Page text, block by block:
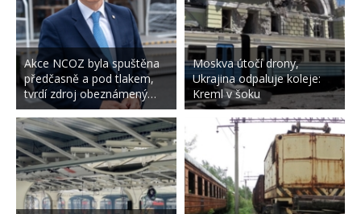
Akce NCOZ byla spuštěna
předčasně a pod tlakem,
tvrdí zdroj obeznámený…
Moskva útočí drony,
Ukrajina odpaluje koleje:
Kreml v šoku